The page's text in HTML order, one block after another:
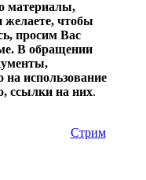
материалы,
желаете, чтобы
просим Вас
В обращении
использование
ссылки на них.
Стрим